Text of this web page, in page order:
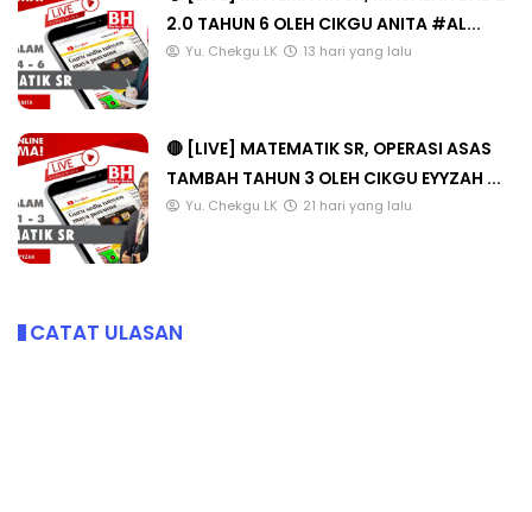
2.0 TAHUN 6 OLEH CIKGU ANITA #AL...
Yu. Chekgu LK 13 hari yang lalu
🔴 [LIVE] MATEMATIK SR, OPERASI ASAS
TAMBAH TAHUN 3 OLEH CIKGU EYYZAH ...
Yu. Chekgu LK 21 hari yang lalu
CATAT ULASAN